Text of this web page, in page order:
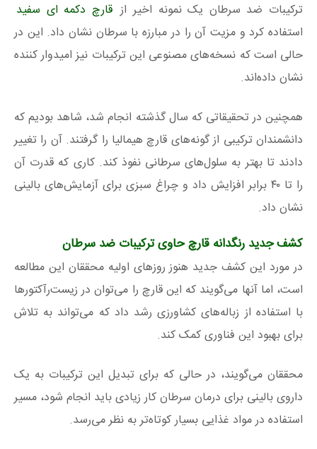
ترکیبات ضد سرطان یک نمونه اخیر از قارچ‌ دکمه ای سفید
استفاده کرد و مزیت آن را در مبارزه با سرطان نشان داد. این در
حالی است که نسخه‌های مصنوعی این ترکیبات نیز امیدوار کننده
نشان داده‌اند.
همچنین در تحقیقاتی که سال گذشته انجام شد، شاهد بودیم که
دانشمندان ترکیبی از گونه‌های قارچ هیمالیا را گرفتند. آن را تغییر
دادند تا بهتر به سلول‌های سرطانی نفوذ کند. کاری که قدرت آن
را تا ۴۰ برابر افزایش داد و چراغ سبزی برای آزمایش‌های بالینی
نشان داد.
کشف جدید رنگدانه قارچ حاوی ترکیبات ضد سرطان
در مورد این کشف جدید هنوز روزهای اولیه محققان این مطالعه
است، اما آنها می‌گویند که این قارچ را می‌توان در زیست‌رآکتورها
با استفاده از زباله‌های کشاورزی رشد داد که می‌تواند به تلاش
برای بهبود این فناوری کمک کند.
محققان می‌گویند، در حالی که برای تبدیل این ترکیبات به یک
داروی بالینی برای درمان سرطان کار زیادی باید انجام شود، مسیر
استفاده در مواد غذایی بسیار کوتاه‌تر به نظر می‌رسد.